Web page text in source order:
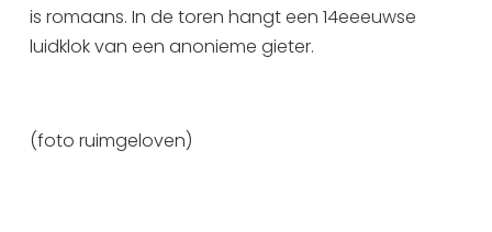
is romaans. In de toren hangt een 14eeeuwse
luidklok van een anonieme gieter.
(foto ruimgeloven)